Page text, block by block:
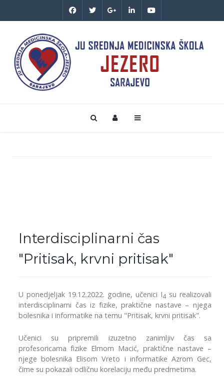
Interdisciplinarni čas
"Pritisak, krvni pritisak"
U ponedjeljak 19.12.2022. godine, učenici I4 su realizovali
interdisciplinarni čas iz fizike, praktične nastave – njega
bolesnika i informatike na temu "Pritisak, krvni pritisak".
Učenici su pripremili izuzetno zanimljiv čas sa
profesoricama fizike Elmom Macić, praktične nastave –
njege bolesnika Elisom Vreto i informatike Azrom Gec,
čime su pokazali odličnu korelaciju među predmetima.